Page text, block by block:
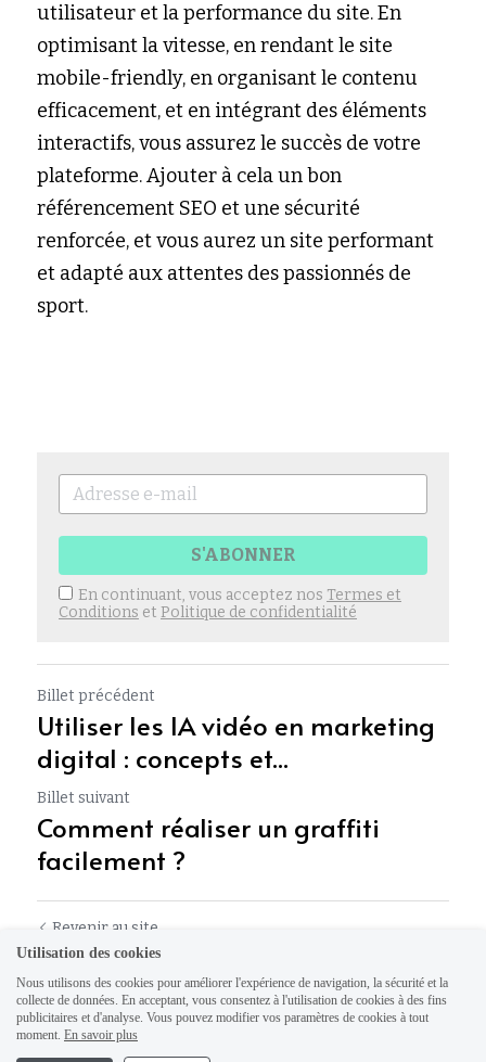
utilisateur et la performance du site. En
optimisant la vitesse, en rendant le site
mobile-friendly, en organisant le contenu
efficacement, et en intégrant des éléments
interactifs, vous assurez le succès de votre
plateforme. Ajouter à cela un bon
référencement SEO et une sécurité
renforcée, et vous aurez un site performant
et adapté aux attentes des passionnés de
sport.
S'ABONNER
En continuant, vous acceptez nos Termes et
Conditions et Politique de confidentialité
Billet précédent
Utiliser les IA vidéo en marketing
digital : concepts et...
Billet suivant
Comment réaliser un graffiti
facilement ?
Revenir au site
Utilisation des cookies
Nous utilisons des cookies pour améliorer l'expérience de navigation, la sécurité et la
collecte de données. En acceptant, vous consentez à l'utilisation de cookies à des fins
publicitaires et d'analyse. Vous pouvez modifier vos paramètres de cookies à tout
moment. En savoir plus